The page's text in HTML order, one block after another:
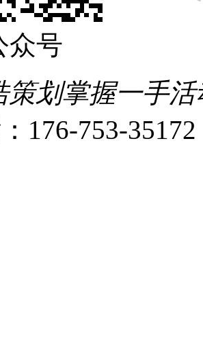
众号
策划掌握一手
176-753-35172